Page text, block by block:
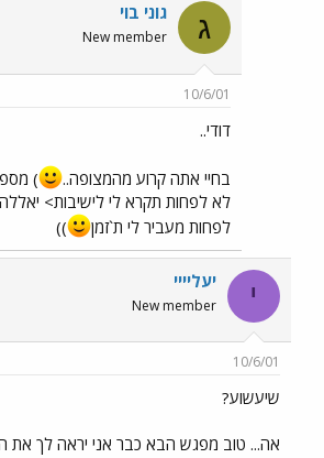
ג גוני בוי
New member
10/6/01
דודי..
בחיי אתה קרוע מהמצופה..
)
לא לפחות תקרא לי לישיבות>
לפחות מעביר לי ת`זמן
))
י יעליייי
New member
10/6/01
שיעשוע?
אה... טוב מפגש הבא כבר אני יראה לך את